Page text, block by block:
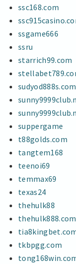
ssc168.com
ssgame666
ssru
starrich99.com
sudyod888s.com
suppergame
t88golds.com
tangtem168
teenoi69
temmax69
texas24
thehulk88
thehulk888.com
tkbpgg.com